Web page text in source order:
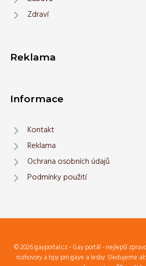
Zdraví
Reklama
Informace
Kontakt
Reklama
Ochrana osobních údajů
Podmínky použití
© 2026 gayportal.cz - Gay portál - nejlepší
rozhovory a tipy pro gaye a lesby. Sledujeme